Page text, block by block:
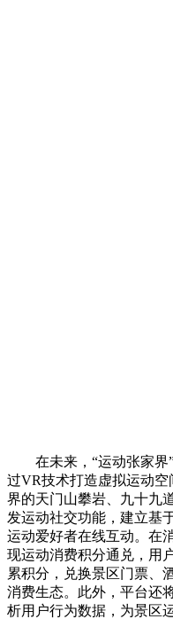
在未来，“运动张家
过VR技术打造虚拟运动
界的天门山攀岩、九十九
发运动社交功能，建立基
运动爱好者在线互动。在
现运动消费积分通兑，用
累积分，兑换景区门票、
消费生态。此外，平台还
析用户行为数据，为景区